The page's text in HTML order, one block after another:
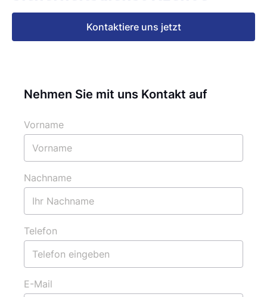
Kontaktiere uns jetzt
Nehmen Sie mit uns Kontakt auf
Vorname
Nachname
Telefon
E-Mail